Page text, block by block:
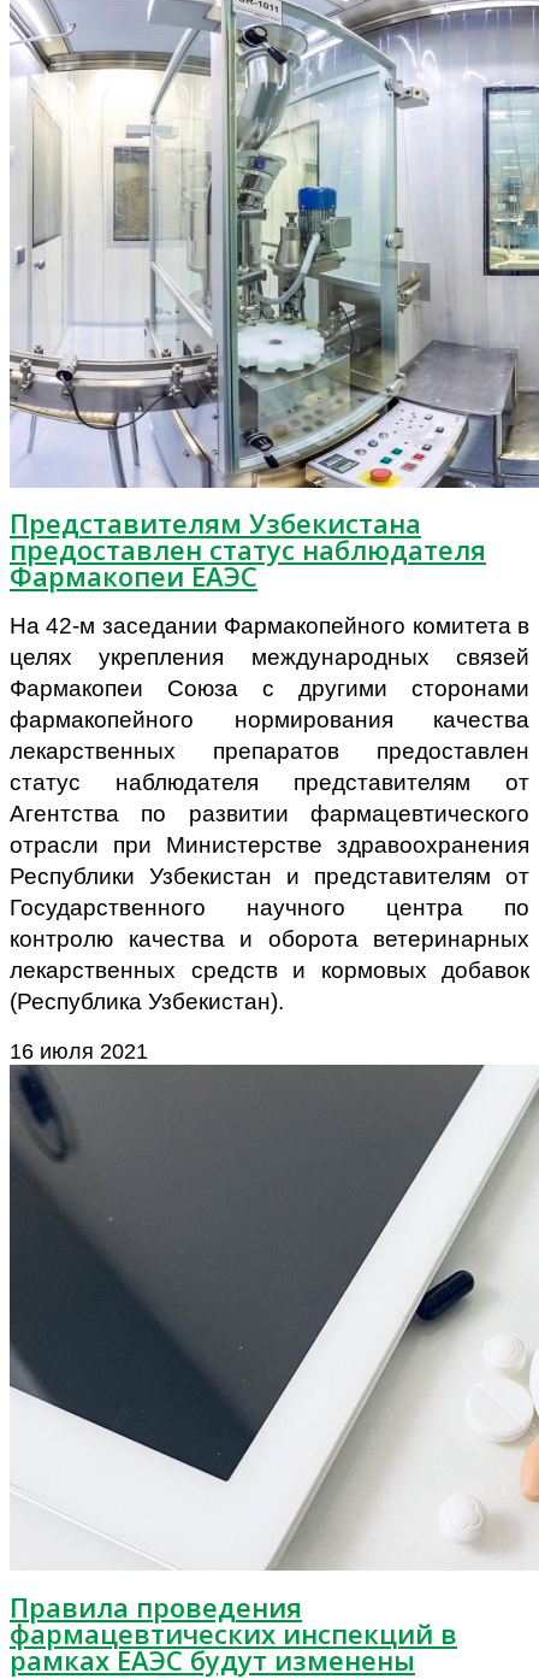
Представителям Узбекистана
предоставлен статус наблюдателя
Фармакопеи ЕАЭС
На 42-м заседании Фармакопейного комитета в
целях укрепления международных связей
Фармакопеи Союза с другими сторонами
фармакопейного нормирования качества
лекарственных препаратов предоставлен
статус наблюдателя представителям от
Агентства по развитии фармацевтического
отрасли при Министерстве здравоохранения
Республики Узбекистан и представителям от
Государственного научного центра по
контролю качества и оборота ветеринарных
лекарственных средств и кормовых добавок
(Республика Узбекистан).
16 июля 2021
Правила проведения
фармацевтических инспекций в
рамках ЕАЭС будут изменены